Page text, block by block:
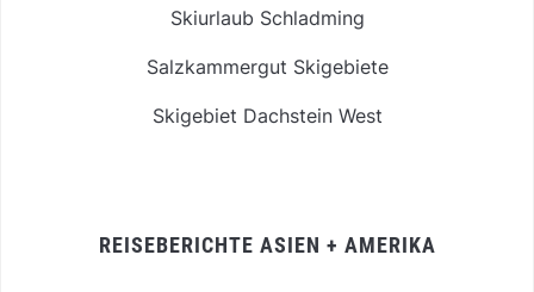
Skiurlaub Schladming
Salzkammergut Skigebiete
Skigebiet Dachstein West
REISEBERICHTE ASIEN + AMERIKA